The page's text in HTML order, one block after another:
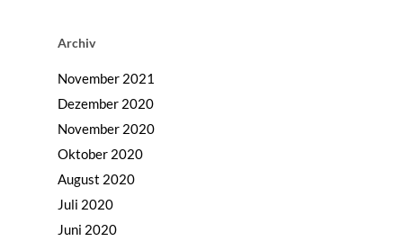
Archiv
November 2021
Dezember 2020
November 2020
Oktober 2020
August 2020
Juli 2020
Juni 2020